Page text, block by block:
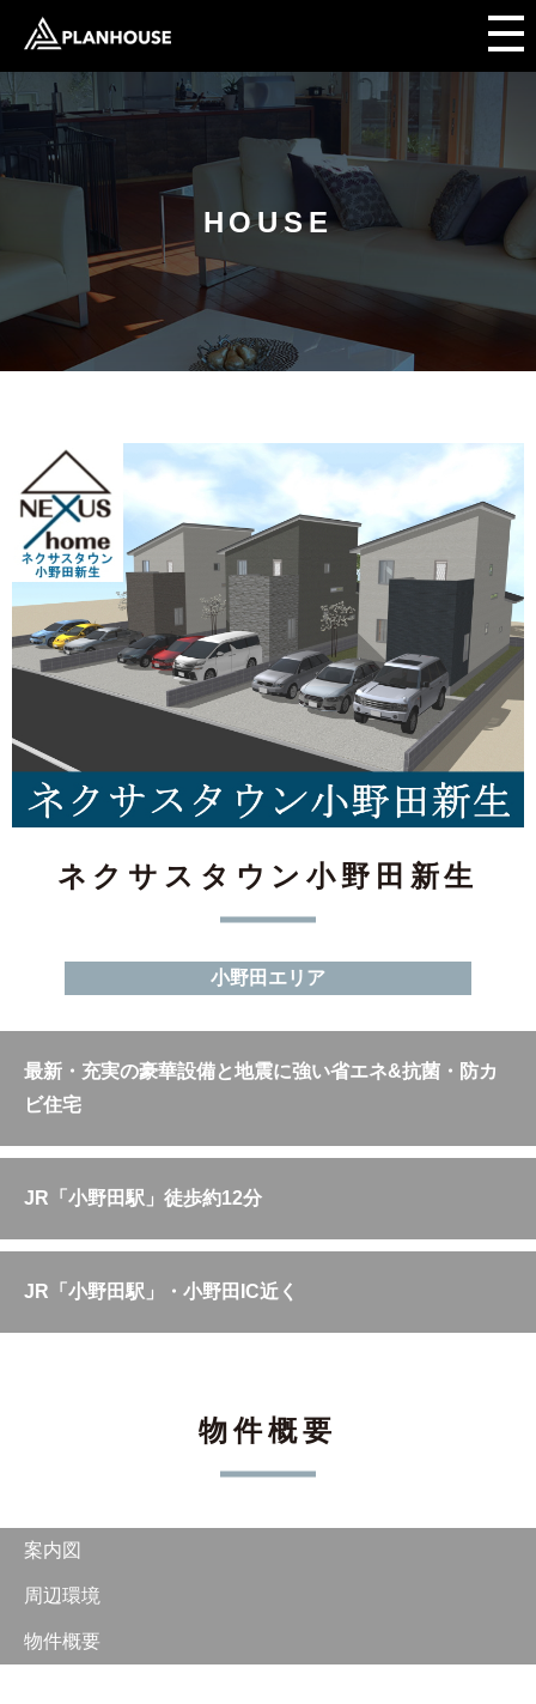
HOUSE
ネクサスタウン小野田新生
小野田エリア
最新・充実の豪華設備と地震に強い省エネ&抗菌・防カ
ビ住宅
JR「小野田駅」徒歩約12分
JR「小野田駅」・小野田IC近く
物件概要
案内図
周辺環境
物件概要